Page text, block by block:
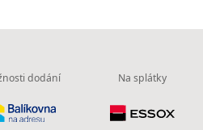
dodání Na splátky